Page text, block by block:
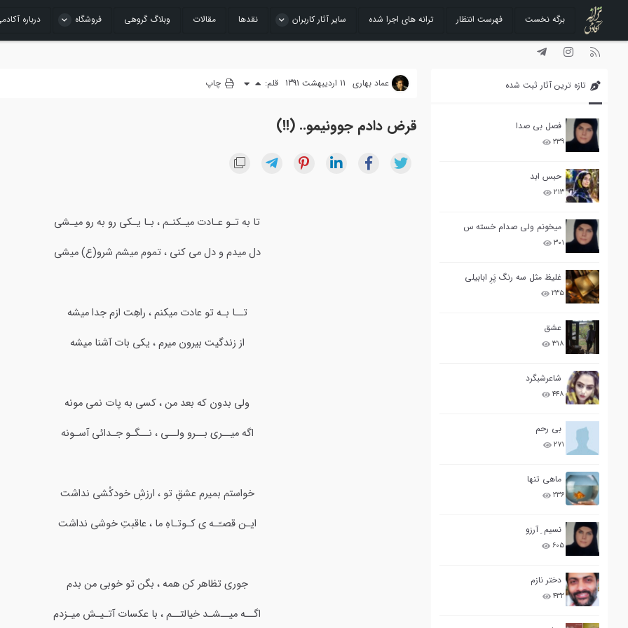
رفتن
به
محتوا
برگه نخست فهرست انتظار ترانه های اجرا شده سایر آثار کاربران نقدها مقالات وبلاگ گروهی فروشگاه درباره
تازه ترین آثار ثبت شده
فصل بی صدا
۲۳۹
حبس ابد
۲۱۳
میخونم ولی صدام خسته س
۳۰۱
غلیظ مثل سه رنگ پَرِ ابابیلی
۲۳۵
عشق
۳۱۸
شاعرشبگرد
۴۴۸
بی رحم
۲۷۱
ماهی تنها
۲۳۶
نسیم ِ آرزو
۶۰۵
دختر نازم
۴۳۲
عماد بهاری 11 اردیبهشت 1391 قلم: چاپ
قرض دادم جوونیمو.. (!!)
تا به تـو عـادت میـکنـم ، بـا یـکی رو به رو میـشی
دل میدم و دل می کنی ، تموم میشم شرو(ع) میشی
تــا بـه تو عادت میکنم ، راهِت ازم جدا میشه
از زندگیت بیرون میرم ، یکی بات آشنا میشه
ولی بدون که بعد من ، کسی به پات نمی مونه
اگه میــری بــرو ولــی ، نــگـو جـدائی آسـونه
خواستم بمیرم عشقِ تو ، ارزشِ خودکُشی نداشت
ایـن قصـّـه ی کـوتـاهِ ما ، عاقبتِ خوشی نداشت
جوری تظاهر کن همه ، بگن تو خوبی من بدم
اگــه میــشـد خیالتــم ، با عکسات آتـیـش میـزدم